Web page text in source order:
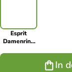
Esprit
Damenring
Hellblau aus
In